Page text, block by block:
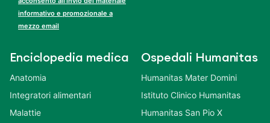
informativo e promozionale a
mezzo email
Enciclopedia medica
Anatomia
Integratori alimentari
Malattie
Ospedali Humanitas
Humanitas Mater Domini
Istituto Clinico Humanitas
Humanitas San Pio X